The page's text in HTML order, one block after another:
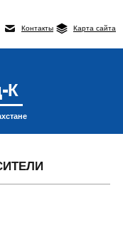
Контакты Карта сайта
К